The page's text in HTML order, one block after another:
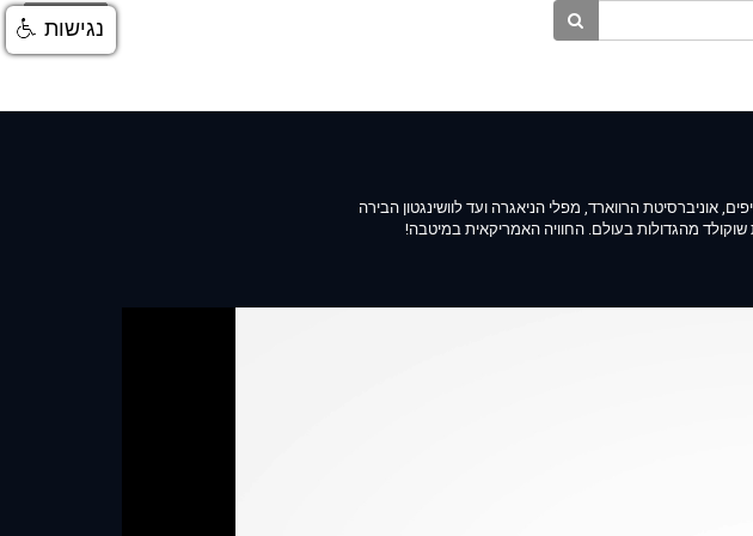
התחברות
אוניברסיטת הרווארד, מפלי הניאגרה ועד לוושינגטון הבירה
שוקולד מהגדולות בעולם. החוויה האמריקאית במיטבה!
נגישות